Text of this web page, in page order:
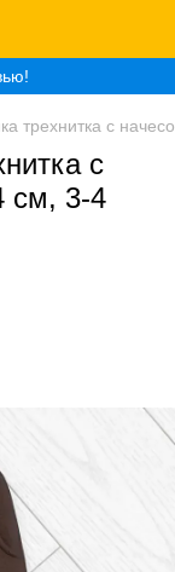
трехнитка с
с
см, 3-4